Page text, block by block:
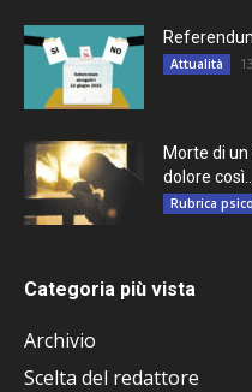
Attualità
Morte di
dolore così...
Rubrica
Categoria più vista
Archivio
Scelta del redattore